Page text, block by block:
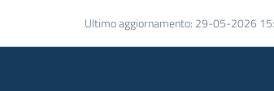
Ultimo aggiornamento: 29-05-2026